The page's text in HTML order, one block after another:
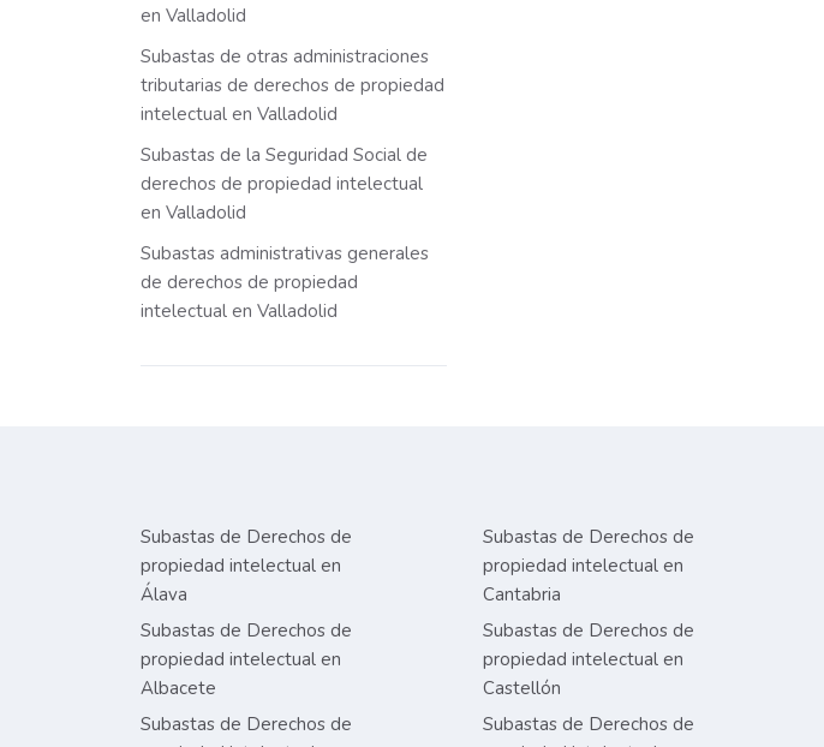
en Valladolid
Subastas de otras administraciones
tributarias de derechos de propiedad
intelectual en Valladolid
Subastas de la Seguridad Social de
derechos de propiedad intelectual
en Valladolid
Subastas administrativas generales
de derechos de propiedad
intelectual en Valladolid
Subastas de Derechos de
propiedad intelectual en
Álava
Subastas de Derechos de
propiedad intelectual en
Albacete
Subastas de Derechos de
Subastas de Derechos de
propiedad intelectual en
Cantabria
Subastas de Derechos de
propiedad intelectual en
Castellón
Subastas de Derechos de